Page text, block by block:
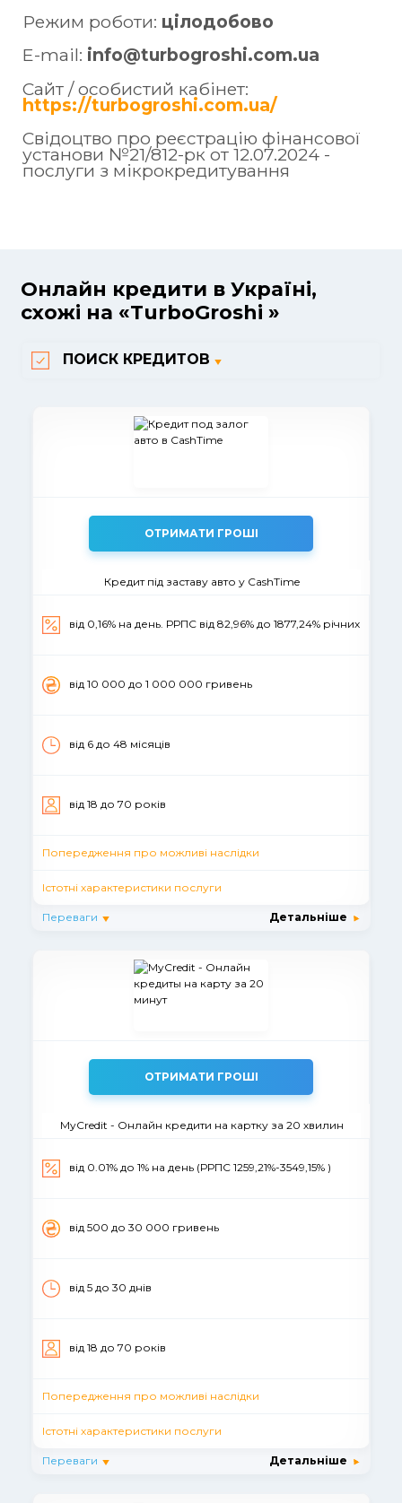
Режим роботи: цілодобово
E-mail: info@turbogroshi.com.ua
Сайт / особистий кабінет:
https://turbogroshi.com.ua/
Свідоцтво про реєстрацію фінансової
установи №21/812-рк от 12.07.2024 -
послуги з мікрокредитування
Онлайн кредити в Україні,
схожі на «TurboGroshi »
ПОИСК КРЕДИТОВ
ОТРИМАТИ ГРОШІ
Кредит під заставу авто у CashTime
від 0,16% на день. РРПС від 82,96% до 1877,24% річних
вiд 10 000 до 1 000 000 гривень
від 6 до 48 місяців
вiд 18 до 70 рокiв
Попередження про можливі наслідки
Істотні характеристики послуги
Переваги Детальніше
ОТРИМАТИ ГРОШІ
MyCredit - Онлайн кредити на картку за 20 хвилин
від 0.01% до 1% на день (РРПС 1259,21%-3549,15% )
вiд 500 до 30 000 гривень
від 5 до 30 днiв
вiд 18 до 70 рокiв
Попередження про можливі наслідки
Істотні характеристики послуги
Переваги Детальніше